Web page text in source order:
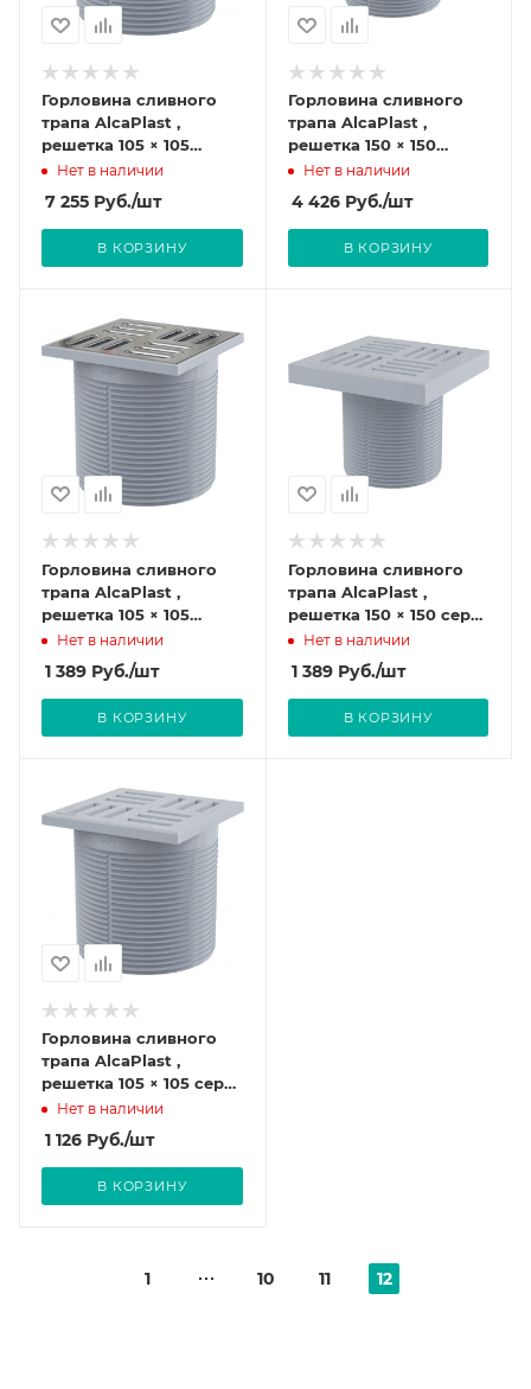
Горловина сливного
трапа AlcaPlast ,
решетка 105 × 105
нержавейка APV0500
Нет в наличии
7 255 Руб./шт
В КОРЗИНУ
Горловина сливного
трапа AlcaPlast ,
решетка 150 × 150
нержавеющая сталь
Нет в наличии
4 426Руб./шт
В КОРЗИНУ
Горловина сливного
трапа AlcaPlast ,
решетка 105 × 105
нержавеющая сталь
Нет в наличии
1 389 Руб./шт
В КОРЗИНУ
Горловина сливного
трапа AlcaPlast ,
решетка 150 × 150 серая
APV0200
Нет в наличии
1 389Руб./шт
В КОРЗИНУ
Горловина сливного
трапа AlcaPlast ,
решетка 105 × 105 серая
APV0100
Нет в наличии
1 126 Руб./шт
В КОРЗИНУ
1 10 11 12